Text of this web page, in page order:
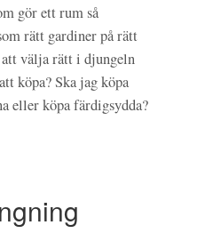
gör ett rum så
rätt gardiner på rätt
välja rätt i djungeln
köpa? Ska jag köpa
eller köpa färdigsydda?